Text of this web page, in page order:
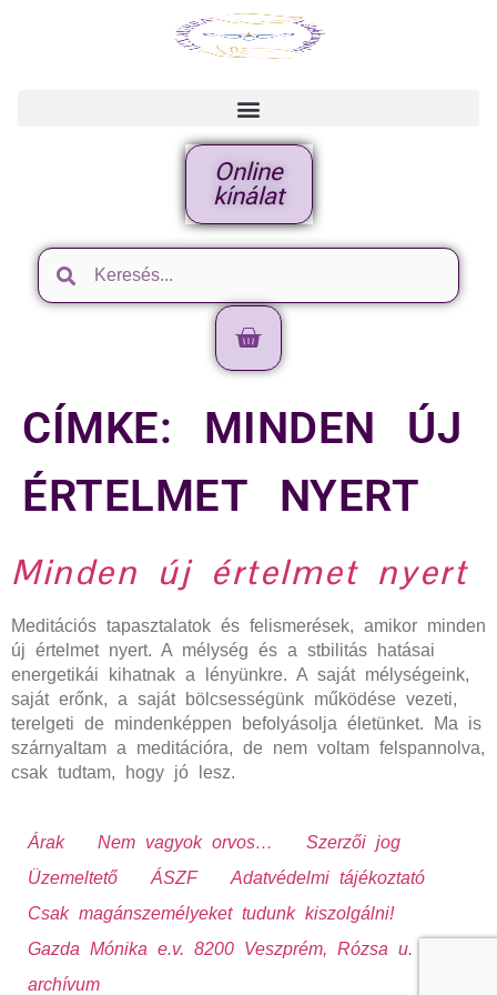
Online
kínálat
CÍMKE: MINDEN ÚJ
ÉRTELMET NYERT
Minden új értelmet nyert
Meditációs tapasztalatok és felismerések, amikor minden
új értelmet nyert. A mélység és a stbilitás hatásai
energetikái kihatnak a lényünkre. A saját mélységeink,
saját erőnk, a saját bölcsességünk működése vezeti,
terelgeti de mindenképpen befolyásolja életünket. Ma is
szárnyaltam a meditációra, de nem voltam felspannolva,
csak tudtam, hogy jó lesz.
Árak Nem vagyok orvos…
Szerzői jog
Üzemeltető
ÁSZF
Adatvédelmi tájékoztató
Csak magánszemélyeket tudunk kiszolgálni!
Gazda Mónika e.v. 8200 Veszprém, Rózsa u. 13.
archívum